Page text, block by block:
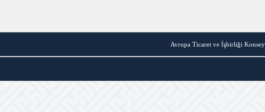
Avrupa Ticaret ve İşbirliği